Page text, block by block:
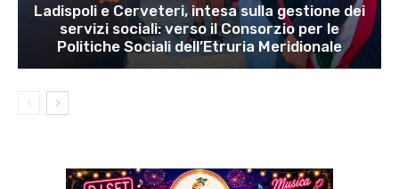
Ladispoli e Cerveteri, intesa sulla gestione dei
servizi sociali: verso il Consorzio per le
Politiche Sociali dell’Etruria Meridionale